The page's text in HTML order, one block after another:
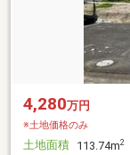
4,280万円
※土地価格のみ
土地面積 113.74m2